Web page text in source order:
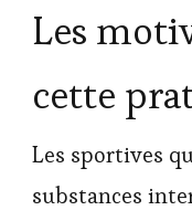
Les
cette
Les sportives
substances